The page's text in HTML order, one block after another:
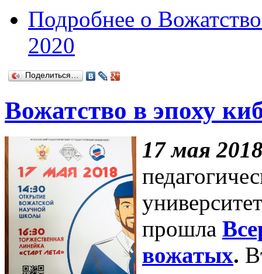
Подробнее о
2020
Поделиться…
Вожатство в эпоху
17 мая
прошла
вожатых.